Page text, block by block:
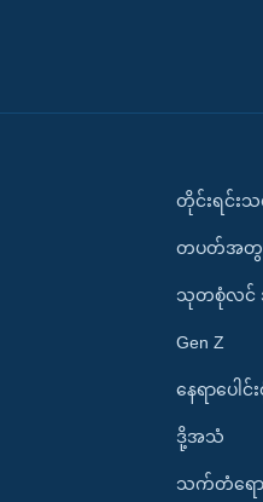
တိုင်းရင်း
တပတ်အတွင်
သုတစုံလင်
Gen Z
နေရာပေါင်
ဒို့အသံ
သက်တံရေ